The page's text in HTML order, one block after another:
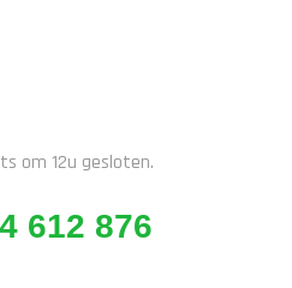
om 12u gesloten.
612 876